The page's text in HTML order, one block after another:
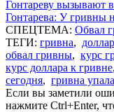
Гонтареву вызывают
Гонтарева: У гривны
СПЕЦТЕМА: Обвал
ТЕГИ: гривна, доллар
обвал гривны, курс
курс доллара к гривне
сегодня, гривна упала
Если вы заметили
нажмите Ctrl+Enter,